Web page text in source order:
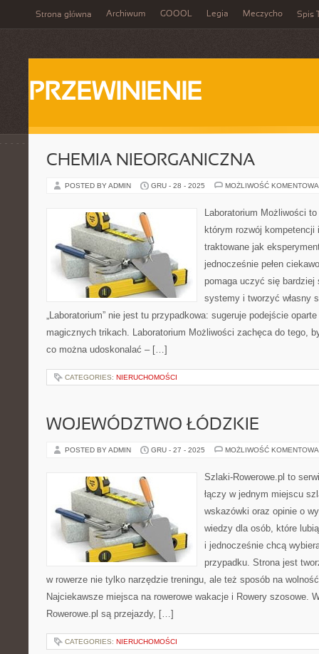
Strona główna Archiwum GOOOL Legia Meczycho Spis
PRZEWINIENIE
CHEMIA NIEORGANICZNA
POSTED BY ADMIN GRU - 28 - 2025 MOŻLIWOŚĆ
Laboratorium Możliwości
którym rozwój
traktowane jak
jednocześnie pełen
pomaga uczyć się bardziej
systemy i tworzyć własny
„Laboratorium” nie jest tu przypadkowa: sugeruje podejście
magicznych trikach. Laboratorium Możliwości zachęca do tego,
co można udoskonalać – […]
CATEGORIES: NIERUCHOMOŚCI
WOJEWÓDZTWO ŁÓDZKIE
POSTED BY ADMIN GRU - 27 - 2025 MOŻLIWOŚĆ
Szlaki-Rowerowe.pl to
łączy w jednym miejscu
wskazówki oraz opinie o
wiedzy dla osób, które
i jednocześnie chcą
przypadku. Strona jest
w rowerze nie tylko narzędzie treningu, ale też sposób na
Najciekawsze miejsca na rowerowe wakacje i Rowery szosowe.
Rowerowe.pl są przejazdy, […]
CATEGORIES: NIERUCHOMOŚCI